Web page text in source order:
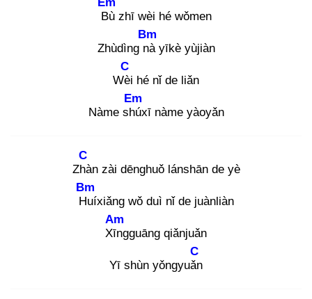
Bùzhī wèi hé wǒmen
Zhùdìng nà
Bm
yīkè yùjiàn
Wèi
C
hé nǐ de liǎn
Nàme shú
Em
xī nàme yàoyǎn
Zhà
C
n zài dēnghuǒ lánshān de yè
Hu
Bm
íxiǎng wǒ duì nǐ de juànliàn
Xīn
Am
gguāng qiǎnjuǎn
Yī shùn yǒngyuǎn
C